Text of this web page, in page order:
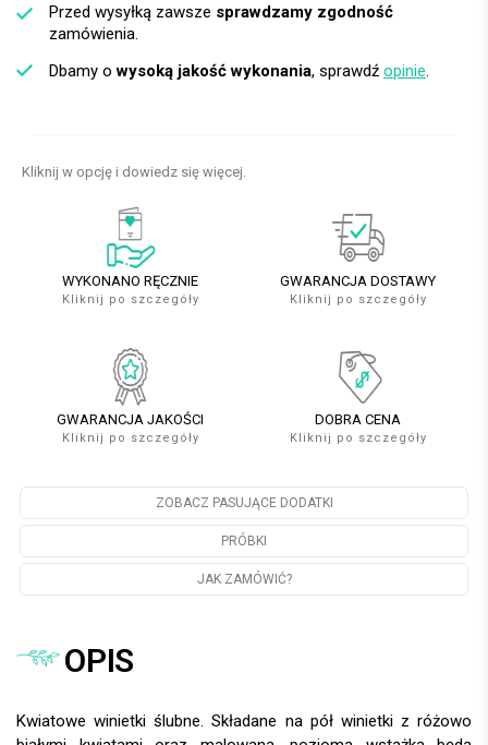
Przed wysyłką zawsze sprawdzamy zgodność
zamówienia.
Dbamy owysoką jakość wykonania, sprawdź opinie.
Kliknij w opcję i dowiedz się więcej.
WYKONANO RĘCZNIE
Kliknij po szczegóły
GWARANCJA DOSTAWY
Kliknij po szczegóły
GWARANCJA JAKOŚCI
Kliknij po szczegóły
DOBRA CENA
Kliknij po szczegóły
ZOBACZ PASUJĄCE DODATKI
PRÓBKI
JAK ZAMÓWIĆ?
OPIS
Kwiatowe winietki ślubne. Składane na pół winietki z różowo